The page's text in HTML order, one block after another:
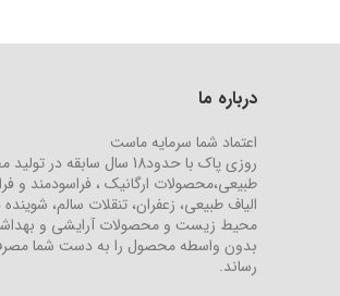
درباره ما
اعتماد شما سرمایه ماست
روزی پاک با حدود18 سال سابقه
طبیعی،محصولات ارگانیک ، فراسودمند و
الیاف طبیعی، زعفران، تنقلات سالم،
محیط زیست و محصولات آرایشی و
بدون واسطه محصول را به دست شما
رساند.